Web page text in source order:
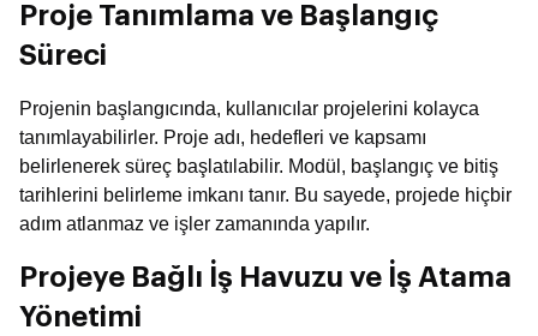
Proje Tanımlama ve Başlangıç
Süreci
Projenin başlangıcında, kullanıcılar projelerini kolayca
tanımlayabilirler. Proje adı, hedefleri ve kapsamı
belirlenerek süreç başlatılabilir. Modül, başlangıç ve bitiş
tarihlerini belirleme imkanı tanır. Bu sayede, projede hiçbir
adım atlanmaz ve işler zamanında yapılır.
Projeye Bağlı İş Havuzu ve İş Atama
Yönetimi